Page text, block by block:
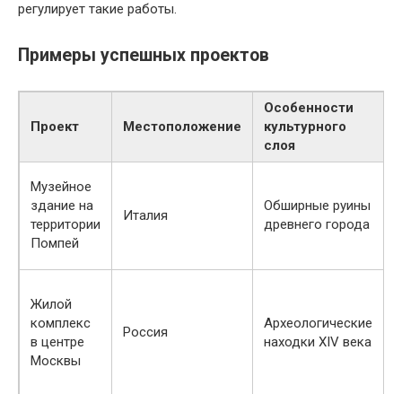
регулирует такие работы.
Примеры успешных проектов
Проект Местоположение
Особенности
культурного
слоя
Музейное
здание на
территории
Помпей
Италия
Обширные руины
древнего города
Жилой
комплекс
в центре
Москвы
Россия
Археологические
находки XIV века